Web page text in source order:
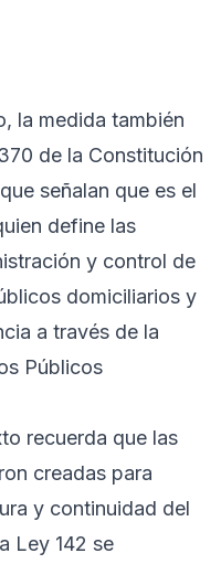
la medida también
de la Constitución
señalan que es el
define las
y control de
domiciliarios y
a través de la
Públicos
recuerda que las
creadas para
y continuidad del
Ley 142 se